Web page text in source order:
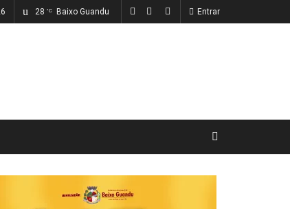
28 °C Baixo Guandu Entrar